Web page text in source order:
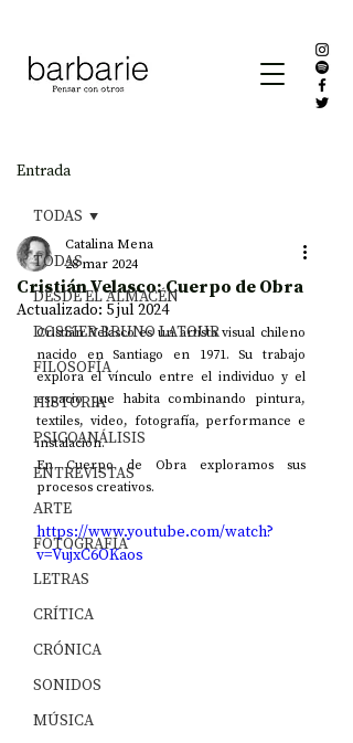
Entrada
TODAS
DESDE EL ALMACÉN
DOSSIER BRUNO LATOUR
FILOSOFÍA
HISTORIA
PSICOANÁLISIS
ENTREVISTAS
ARTE
FOTOGRAFÍA
LETRAS
CRÍTICA
CRÓNICA
SONIDOS
MÚSICA
TODAS
Cristián Velasco: Cuerpo de Obra
Catalina Mena
28 mar 2024
Actualizado: 5 jul 2024
Cristián Velasco es un artista visual chileno
nacido en Santiago en 1971. Su trabajo
explora el vínculo entre el individuo y el
espacio que habita combinando pintura,
textiles, video, fotografía, performance e
instalación.
En Cuerpo de Obra exploramos sus
procesos creativos.
https://www.youtube.com/watch?
v=VujxC6OKaos